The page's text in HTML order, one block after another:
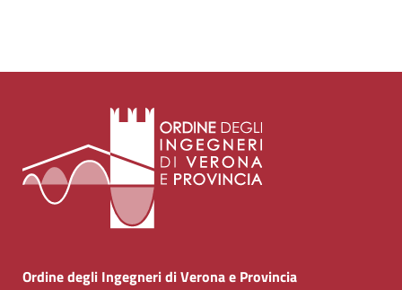
Ordine degli Ingegneri di Verona e Provincia